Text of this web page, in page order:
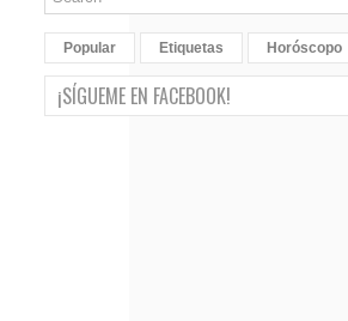
Popular Etiquetas Horóscopo
¡SÍGUEME EN FACEBOOK!